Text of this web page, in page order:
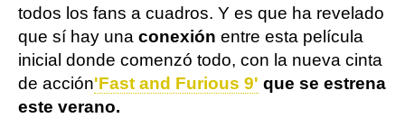
todos los fans a cuadros. Y es que ha revelado
que sí hay una conexión entre esta película
inicial donde comenzó todo, con la nueva cinta
de acción'Fast and Furious 9' que se estrena
este verano.